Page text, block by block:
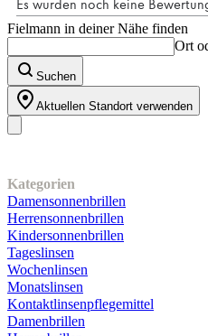
Fielmann in deiner Nähe finden
Ort
Suchen
Aktuellen Standort verwenden
Kategorien
Damensonnenbrillen
Herrensonnenbrillen
Kindersonnenbrillen
Tageslinsen
Wochenlinsen
Monatslinsen
Kontaktlinsenpflegemittel
Damenbrillen